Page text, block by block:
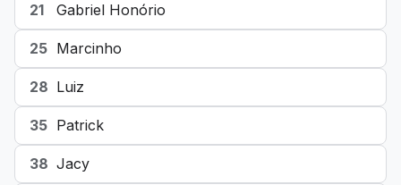
21 Gabriel Honório
25 Marcinho
28 Luiz
35 Patrick
38 Jacy